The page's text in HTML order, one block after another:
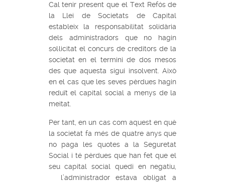
Cal tenir present que el Text Refós de
la Llei de Societats de Capital
estableix la responsabilitat solidària
dels administradors que no hagin
sol·licitat el concurs de creditors de la
societat en el termini de dos mesos
des que aquesta sigui insolvent. Això
en el cas que les seves pèrdues hagin
reduït el capital social a menys de la
meitat.
Per tant, en un cas com aquest en què
la societat fa més de quatre anys que
no paga les quotes a la Seguretat
Social i té pèrdues que han fet que el
seu capital social quedi en negatiu,
l’administrador estava obligat a